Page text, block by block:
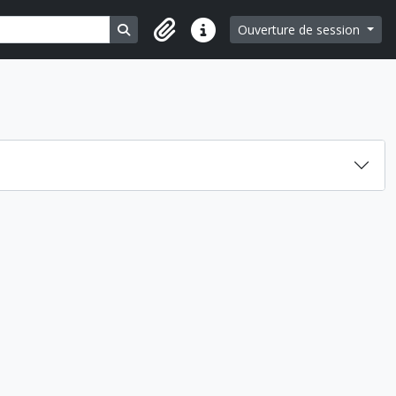
Search in browse page
Liens rapidesOuverture de session